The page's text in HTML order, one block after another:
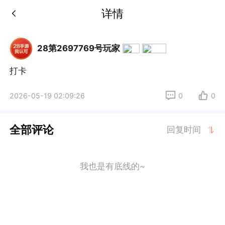
详情
28第2697769号玩家
打卡
2026-05-19 02:09:26 0 0
全部评论 回复时间
我也是有底线的~